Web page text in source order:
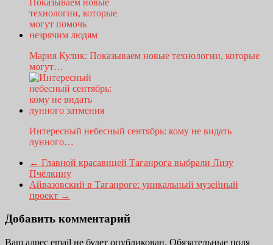
Мария Кулик: Показываем новые технологии, которые
могут…
Интересный небесный сентябрь: кому не видать
лунного…
← Главной красавицей Таганрога выбрали Лизу
Пчёлкину
Айвазовский в Таганроге: уникальный музейный
проект →
Добавить комментарий
Ваш адрес email не будет опубликован. Обязательные поля